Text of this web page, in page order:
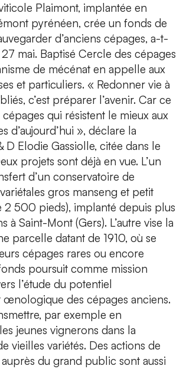
Plaimont, implantée en
pyrénéen, crée un fonds de
d’anciens cépages, a-t-
mai. Baptisé Cercle des cépages
de mécénat en appelle aux
et particuliers. « Redonner vie à
c’est préparer l’avenir. Car ce
qui résistent le mieux aux
d’aujourd’hui », déclare la
D Elodie Gassiolle, citée dans le
projets sont déjà en vue. L’un
d’un conservatoire de
gros manseng et petit
2 500 pieds), implanté depuis plus
à Saint-Mont (Gers). L’autre vise la
parcelle datant de 1910, où se
cépages rares ou encore
poursuit comme mission
l’étude du potentiel
des cépages anciens.
par exemple en
jeunes vignerons dans la
vieilles variétés. Des actions de
du grand public sont aussi